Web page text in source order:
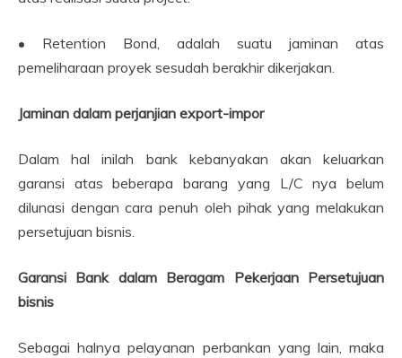
• Retention Bond, adalah suatu jaminan atas
pemeliharaan proyek sesudah berakhir dikerjakan.
Jaminan dalam perjanjian export-impor
Dalam hal inilah bank kebanyakan akan keluarkan
garansi atas beberapa barang yang L/C nya belum
dilunasi dengan cara penuh oleh pihak yang melakukan
persetujuan bisnis.
Garansi Bank dalam Beragam Pekerjaan Persetujuan
bisnis
Sebagai halnya pelayanan perbankan yang lain, maka